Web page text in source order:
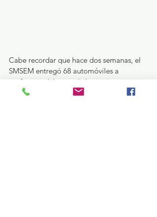
Cabe recordar que hace dos semanas, el
SMSEM entregó 68 automóviles a
profesores del resto de las regiones, por
lo que, en suma, fueron 139 los